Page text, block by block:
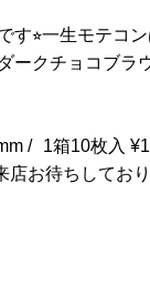
⭐︎一生モテコ
クチョコブ
/ 1箱10枚入
お待ちしており